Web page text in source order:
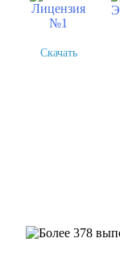
Скачать